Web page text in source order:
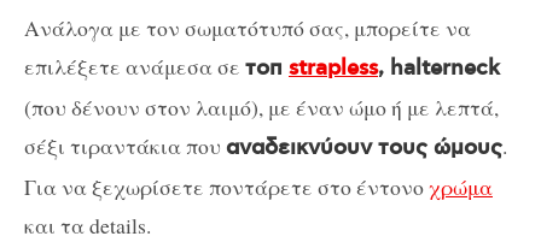
Aνάλογα με τον σωματότυπό σας, μπορείτε να
επιλέξετε ανάμεσα σε τοπ strapless, halterneck
(που δένουν στον λαιμό), με έναν ώμο ή με λεπτά,
σέξι τιραντάκια που αναδεικνύουν τους ώμους.
Για να ξεχωρίσετε ποντάρετε στο έντονοχρώμα
και τα details.